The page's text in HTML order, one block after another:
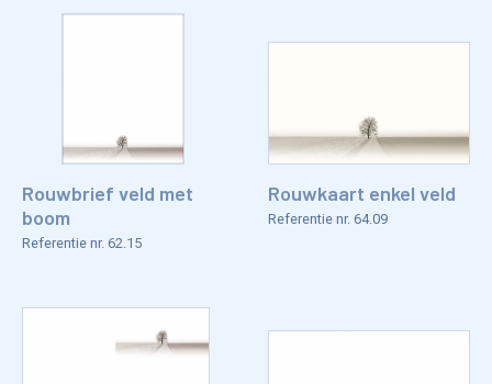
Rouwbrief veld met
boom
Referentie nr. 62.15
Rouwkaart enkel veld
Referentie nr. 64.09